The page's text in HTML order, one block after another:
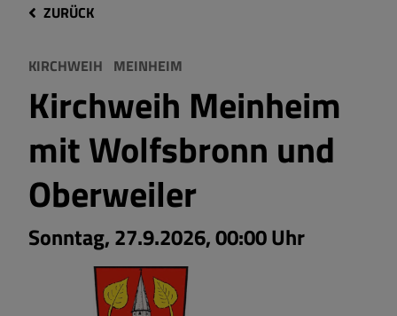
ZURÜCK
KIRCHWEIH MEINHEIM
Kirchweih Meinheim
mit Wolfsbronn und
Oberweiler
Sonntag, 27.9.2026, 00:00 Uhr